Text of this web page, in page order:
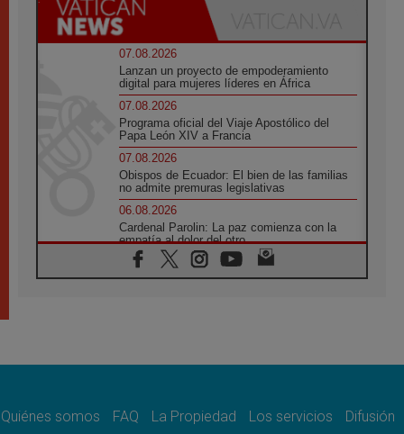
07.08.2026
Lanzan un proyecto de empoderamiento
digital para mujeres líderes en África
07.08.2026
Programa oficial del Viaje Apostólico del
Papa León XIV a Francia
07.08.2026
Obispos de Ecuador: El bien de las familias
no admite premuras legislativas
06.08.2026
Cardenal Parolin: La paz comienza con la
empatía al dolor del otro
06.08.2026
Fray Marco Vianelli: Aprender el Evangelio
06.08.2026
06.08.2026
Quiénes somos FAQ La Propiedad Los servicios Difusión